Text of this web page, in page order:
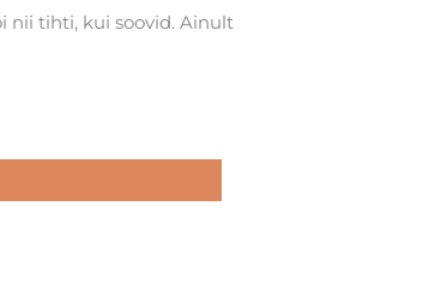
nii tihti, kui soovid. Ainult